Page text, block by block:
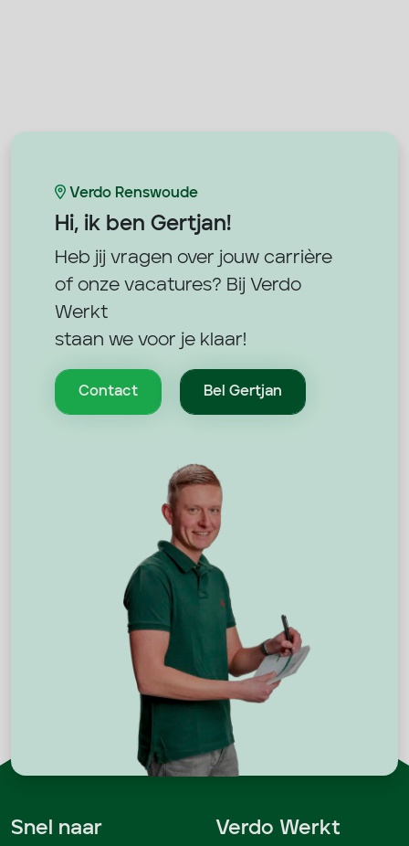
Verdo Renswoude
Hi, ik ben Gertjan!
Heb jij vragen over jouw carrière
of onze vacatures? Bij Verdo
Werkt
staan we voor je klaar!
Contact Bel Gertjan
Snel naar Verdo Werkt